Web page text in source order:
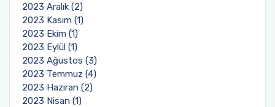
2023 Aralık (2)
2023 Kasım (1)
2023 Ekim (1)
2023 Eylül (1)
2023 Ağustos (3)
2023 Temmuz (4)
2023 Haziran (2)
2023 Nisan (1)